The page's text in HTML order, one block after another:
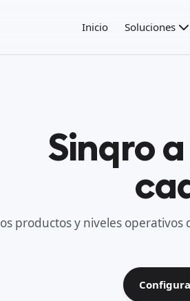
Inicio Soluciones
Sinqro
productos y niveles operativos